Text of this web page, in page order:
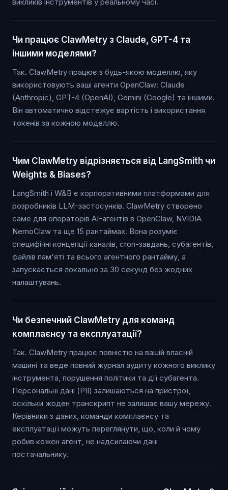
викликів інструментів у реальному часі.
Чи працює ClawMetry з Claude, GPT-4 та
іншими моделями?
Так. ClawMetry працює з будь-якою моделлю, яку
використовують ваші агенти OpenClaw: Claude
(Anthropic), GPT-4 (OpenAI), Gemini (Google) та іншими.
Він автоматично відстежує вартість і використання
токенів за кожною моделлю.
Чим ClawMetry відрізняється від LangSmith чи
Weights & Biases?
LangSmith і W&B є корпоративними платформами для
розробників LLM-застосунків. ClawMetry створено
саме для операторів AI-агентів в OpenClaw, NVIDIA
NemoClaw та ще 15 рантаймах. Вона розуміє
специфічні концепції каналів, cron-завдань, субагентів,
файлів пам'яті та всього агентного рантайму, а
запускається локально за 30 секунд без жодних
налаштувань.
Чи безпечний ClawMetry для команд
комплаєнсу та експлуатації?
Так. ClawMetry працює повністю на вашій власній
машині та веде повний журнал аудиту кожного виклику
інструмента, порушення політики та дії субагента.
Персональні дані (PII) залишаються на пристрої,
оскільки жоден транскрипт не залишає вашу мережу.
Керівники з даних, команди комплаєнсу та
експлуатації можуть переглянути, що, коли й чому
робив кожен агент, не надсилаючи дані
постачальнику.